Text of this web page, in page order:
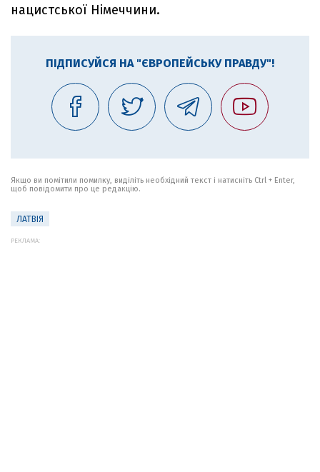
нацистської Німеччини.
ПІДПИСУЙСЯ НА "ЄВРОПЕЙСЬКУ ПРАВДУ"!
Якщо ви помітили помилку, виділіть необхідний текст і натисніть Ctrl + Enter,
щоб повідомити про це редакцію.
ЛАТВІЯ
РЕКЛАМА: